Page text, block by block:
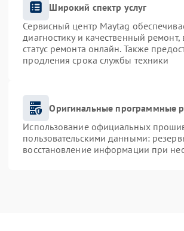
Широкий спектр услуг
Сервисный центр Maytag
диагностику и качественный
статус ремонта онлайн. Также
продления срока службы техники
Оригинальные программные
Использование официальных
пользовательскими данными:
восстановление информации при